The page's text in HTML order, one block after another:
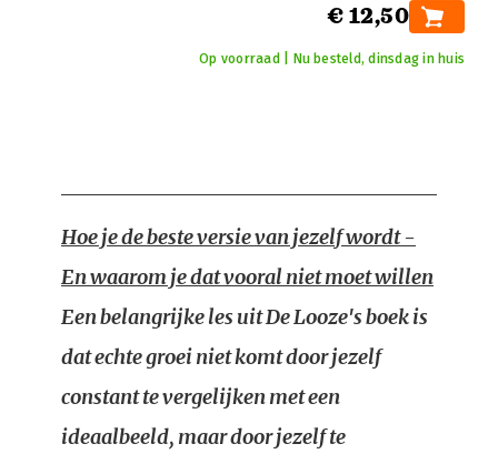
€ 12,50
Op voorraad | Nu besteld, dinsdag in huis
Hoe je de beste versie van jezelf wordt -
En waarom je dat vooral niet moet willen
Een belangrijke les uit De Looze's boek is
dat echte groei niet komt door jezelf
constant te vergelijken met een
ideaalbeeld, maar door jezelf te